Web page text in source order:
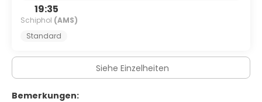
19:35
Schiphol (AMS)
Standard
Siehe Einzelheiten
Bemerkungen: